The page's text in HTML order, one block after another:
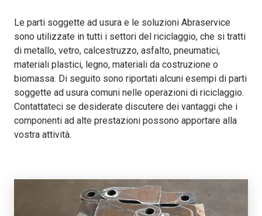
Le parti soggette ad usura e le soluzioni Abraservice
sono utilizzate in tutti i settori del riciclaggio, che si tratti
di metallo, vetro, calcestruzzo, asfalto, pneumatici,
materiali plastici, legno, materiali da costruzione o
biomassa. Di seguito sono riportati alcuni esempi di parti
soggette ad usura comuni nelle operazioni di riciclaggio.
Contattateci se desiderate discutere dei vantaggi che i
componenti ad alte prestazioni possono apportare alla
vostra attività.